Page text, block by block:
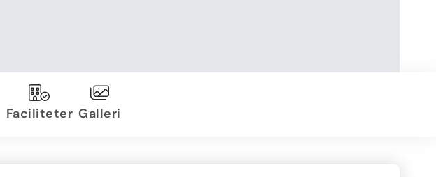
Faciliteter Galleri